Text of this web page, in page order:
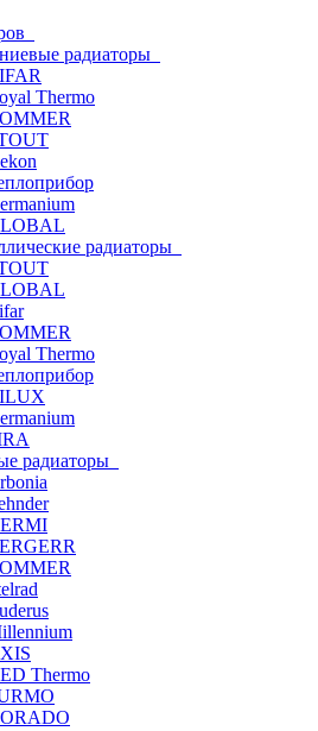
радиаторы
Thermo
радиаторы
Thermo
радиаторы
Thermo